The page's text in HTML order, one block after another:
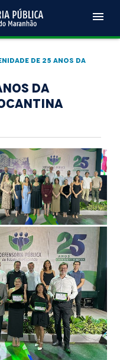
menu
de 25 anos da
da